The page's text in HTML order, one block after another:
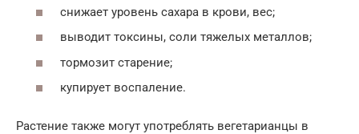
снижает уровень сахара в крови, вес;
выводит токсины, соли тяжелых металлов;
тормозит старение;
купирует воспаление.
Растение также могут употреблять вегетарианцы в